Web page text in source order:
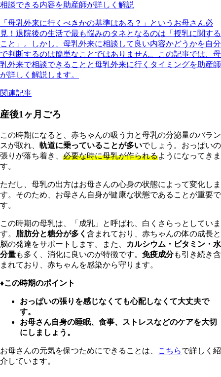
相談できる内容を助産師が詳しく解説
「母乳外来に行くべきかの基準はある？」というお母さん必
見！退院後の生活で最も悩みのタネとなるのは「授乳に関する
こと」。しかし、母乳外来に相談して良い内容かどうかを自分
で判断するのは簡単なことではありません。この記事では、母
乳外来で相談できることと母乳外来に行くタイミングを助産師
が詳しく解説します。
関連記事
産後1ヶ月ごろ
この時期になると、赤ちゃんの吸う力と母乳の分泌量のバラン
スが取れ、 軌道に乗っていることが多いでしょう。おっぱいの
張りが落ち着き、 必要な時に母乳が作られるようになってきま
す。
ただし、母乳の出方はお母さんの心身の状態によって変化しま
す。そのため、お母さん自身が健康な状態であることが重要で
す。
この時期の母乳は、「成乳」と呼ばれ、白くさらっとしていま
す。 脂肪分と糖分が多く 含まれており、赤ちゃんの体の成長と
脳の発達をサポートします。また、
カルシウム・ビタミン・水
分量も多く、消化に良いのが特徴です。 免疫成分も引き続き含
まれており、赤ちゃんを感染から守ります。
♦︎この時期のポイント
おっぱいの張りを感じなくても心配しなくて大丈夫で
す。
お母さん自身の睡眠、食事、ストレスなどのケアを大切
にしましょう。
お母さんの元気を保つためにできることは、 こちらで詳しく紹
介しています。